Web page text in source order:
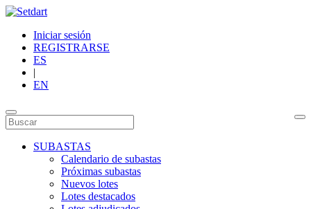
Iniciar sesión
REGISTRARSE
ES
|
EN
SUBASTAS
Calendario de subastas
Próximas subastas
Nuevos lotes
Lotes destacados